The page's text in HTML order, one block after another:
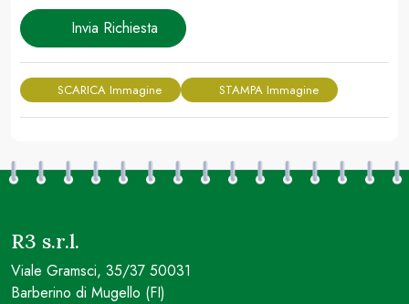
Invia Richiesta
SCARICA Immagine STAMPA Immagine
R3 s.r.l.
Viale Gramsci, 35/37 50031
Barberino di Mugello (FI)